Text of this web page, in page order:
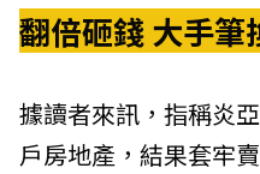
翻倍砸錢 大手筆
據讀者來訊，指稱炎
戶房地產，結果套牢